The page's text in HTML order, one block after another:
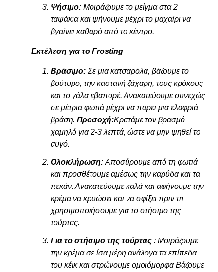
Ψήσιμο: Μοιράζουμε το μείγμα στα 2
ταψάκια και ψήνουμε μέχρι το μαχαίρι να
βγαίνει καθαρό από το κέντρο.
Εκτέλεση για το Frosting
Βράσιμο: Σε μια κατσαρόλα, βάζουμε το
βούτυρο, την καστανή ζάχαρη, τους κρόκους
και το γάλα εβαπορέ. Ανακατεύουμε συνεχώς
σε μέτρια φωτιά μέχρι να πάρει μια ελαφριά
βράση. Προσοχή:Κρατάμε τον βρασμό
χαμηλό για 2-3 λεπτά, ώστε να μην ψηθεί το
αυγό.
Ολοκλήρωση: Αποσύρουμε από τη φωτιά
και προσθέτουμε αμέσως την καρύδα και τα
πεκάν. Ανακατεύουμε καλά και αφήνουμε την
κρέμα να κρυώσει και να σφίξει πριν τη
χρησιμοποιήσουμε για το στήσιμο της
τούρτας.
Για το στήσιμο της τούρτας : Μοιράζουμε
την κρέμα σε ίσα μέρη ανάλογα τα επίπεδα
του κέικ και στρώνουμε ομοιόμορφα Βάζουμε